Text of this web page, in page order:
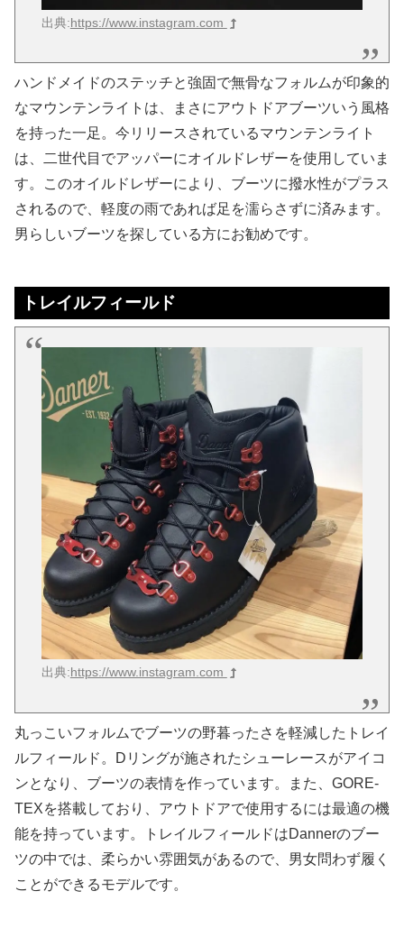
出典:https://www.instagram.com
ハンドメイドのステッチと強固で無骨なフォルムが印象的
なマウンテンライトは、まさにアウトドアブーツいう風格
を持った一足。今リリースされているマウンテンライト
は、二世代目でアッパーにオイルドレザーを使用していま
す。このオイルドレザーにより、ブーツに撥水性がプラス
されるので、軽度の雨であれば足を濡らさずに済みます。
男らしいブーツを探している方にお勧めです。
トレイルフィールド
出典:https://www.instagram.com
丸っこいフォルムでブーツの野暮ったさを軽減したトレイ
ルフィールド。Dリングが施されたシューレースがアイコ
ンとなり、ブーツの表情を作っています。また、GORE-
TEXを搭載しており、アウトドアで使用するには最適の機
能を持っています。トレイルフィールドはDannerのブー
ツの中では、柔らかい雰囲気があるので、男女問わず履く
ことができるモデルです。